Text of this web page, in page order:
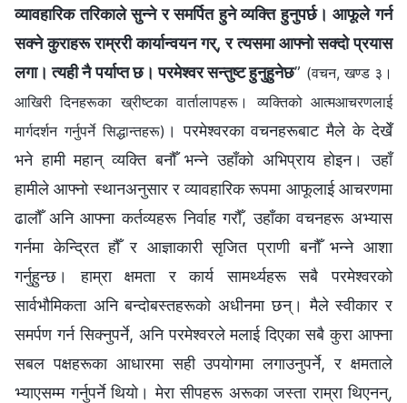
व्यावहारिक तरिकाले सुन्‍ने र समर्पित हुने व्यक्ति हुनुपर्छ। आफूले गर्न
सक्ने कुराहरू राम्ररी कार्यान्वयन गर्, र त्यसमा आफ्नो सक्दो प्रयास
लगा। त्यही नै पर्याप्त छ। परमेश्‍वर सन्तुष्ट हुनुहुनेछ” (वचन, खण्ड ३।
आखिरी दिनहरूका ख्रीष्टका वार्तालापहरू। व्यक्तिको आत्मआचरणलाई
मार्गदर्शन गर्नुपर्ने सिद्धान्तहरू) । परमेश्‍वरका वचनहरूबाट मैले के देखेँ
भने हामी महान् व्यक्ति बनौँ भन्ने उहाँको अभिप्राय होइन। उहाँ
हामीले आफ्नो स्थानअनुसार र व्यावहारिक रूपमा आफूलाई आचरणमा
ढालौँ अनि आफ्ना कर्तव्यहरू निर्वाह गरौँ, उहाँका वचनहरू अभ्यास
गर्नमा केन्द्रित हौँ र आज्ञाकारी सृजित प्राणी बनौँ भन्ने आशा
गर्नुहुन्छ। हाम्रा क्षमता र कार्य सामर्थ्यहरू सबै परमेश्‍वरको
सार्वभौमिकता अनि बन्दोबस्तहरूको अधीनमा छन्। मैले स्वीकार र
समर्पण गर्न सिक्नुपर्ने, अनि परमेश्‍वरले मलाई दिएका सबै कुरा आफ्ना
सबल पक्षहरूका आधारमा सही उपयोगमा लगाउनुपर्ने, र क्षमताले
भ्याएसम्म गर्नुपर्ने थियो। मेरा सीपहरू अरूका जस्ता राम्रा थिएनन्,